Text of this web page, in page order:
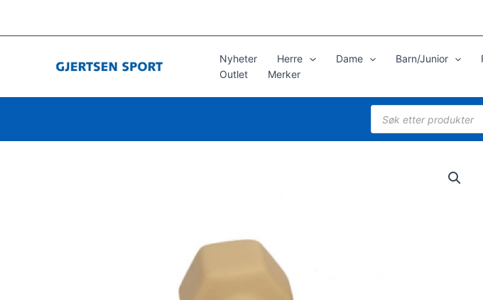
til
Nyheter Herre Dame Barn/Junior
Outlet
Merker
Products
search